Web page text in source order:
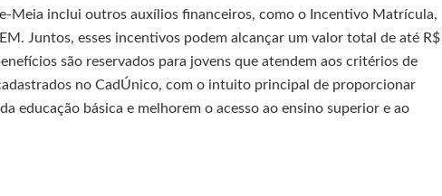
Meia inclui outros auxílios financeiros, como o Incentivo Matrícula,
Juntos, esses incentivos podem alcançar um valor total de até R$
são reservados para jovens que atendem aos critérios de
no CadÚnico, com o intuito principal de proporcionar
educação básica e melhorem o acesso ao ensino superior e ao